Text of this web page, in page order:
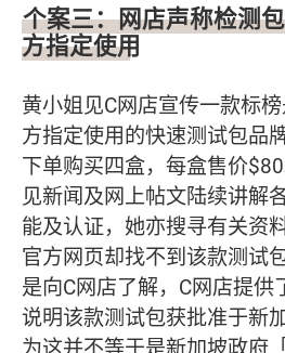
个案三：网店声称检测
方指定使用
黄小姐见C网店宣传一款标
方指定使用的快速测试包品
下单购买四盒，每盒售价
见新闻及网上帖文陆续讲解
能及认证，她亦搜寻有关资
官方网页却找不到该款测试
是向C网店了解，C网店提
说明该款测试包获批准于新
为这并不等于是新加坡政府